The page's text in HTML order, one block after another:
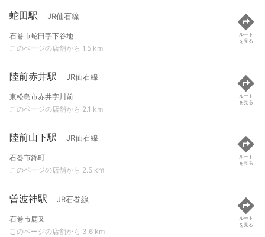
蛇田駅 JR仙石線
石巻市蛇田字下谷地
このページの店舗から 1.5 km
ルート
を見る
陸前赤井駅 JR仙石線
東松島市赤井字川前
このページの店舗から 2.1 km
ルート
を見る
陸前山下駅 JR仙石線
石巻市錦町
このページの店舗から 2.5 km
ルート
を見る
曽波神駅 JR石巻線
石巻市鹿又
このページの店舗から 3.6 km
ルート
を見る